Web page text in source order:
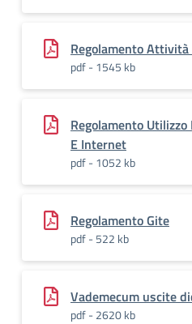
Regolamento
pdf - 1545 kb
Regolamento
E Internet
pdf - 1052 kb
Regolamento Gite
pdf - 522 kb
Vademecum uscite
pdf - 2620 kb